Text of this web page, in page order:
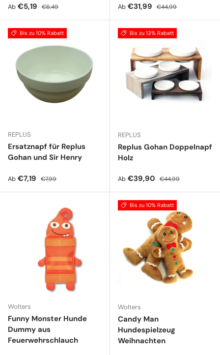
Verkaufspreis
Ab €5,19 Normaler Preis
€6,49 Verkaufspreis
Ab €31,99 Normaler Preis
€44,99
Bis zu 10% Rabatt
REPLUS
Ersatznapf für Replus
Gohan und Sir Henry
Verkaufspreis
Ab €7,19 Normaler Preis
€7,99
Bis zu 13% Rabatt
REPLUS
Replus Gohan Doppelnapf
Holz
Verkaufspreis
Ab €39,90 Normaler Preis
€44,99
Wolters
Funny Monster Hunde
Dummy aus
Feuerwehrschlauch
Bis zu 10% Rabatt
Wolters
Candy Man
Hundespielzeug
Weihnachten